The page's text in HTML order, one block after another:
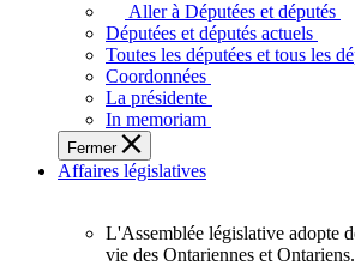
députés
vous
représentent
sein
de
l'Assemblée
législative
l'Ontario.
Aller à Députées et députés
Députées et députés actuels
Toutes les députées et tous les
Coordonnées
La présidente
In memoriam
Fermer
Affaires législatives
L'Assemblée
L'Assemblée législative adopte
vie des Ontariennes et Ontariens.